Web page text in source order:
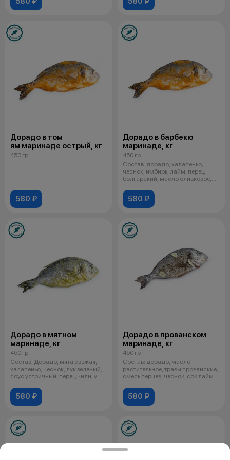
Дорадо в том
ям маринаде острый, кг
450 гр
580 ₽
Дорадо в барбекю
маринаде, кг
450 гр
Состав: дорадо, халапеньо,
чеснок, имбирь, лайм, перец
болгарский, масло оливковое,
580 ₽
Дорадо в мятном
маринаде, кг
450 гр
Состав: Дорадо, мята свежая,
халапеньо, чеснок, лук зеленый,
соус устричный, перец чили, у
580 ₽
Дорадо в прованском
маринаде, кг
450 гр
Состав: дорадо, масло
растительное, травы прованские,
смесь перцев, чеснок, сок лайма,
580 ₽